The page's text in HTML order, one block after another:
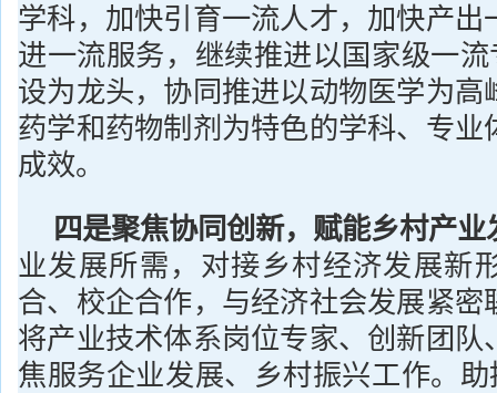
学科，加快引育一流人才，加快产出
进一流服务，继续推进以国家级一流
设为龙头，协同推进以动物医学为高
药学和药物制剂为特色的学科、专业
成效。
四是聚焦协同创新， 赋能乡村产业
业发展所需，对接乡村经济发展新
合、校企合作，与经济社会发展紧密
将产业技术体系岗位专家、创新团队
焦服务企业发展、乡村振兴工作。助